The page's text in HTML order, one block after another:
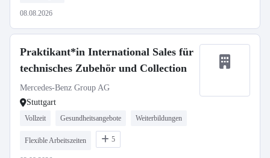
08.08.2026
Praktikant*in International Sales für
technisches Zubehör und Collection
Mercedes-Benz Group AG
Stuttgart
Vollzeit Gesundheitsangebote Weiterbildungen
Flexible Arbeitszeiten 5